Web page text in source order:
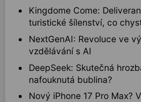
Kingdome Come:
turistické šílenství, co
NextGenAI: Revoluce ve
vzdělávání s AI
DeepSeek: Skutečná
nafouknutá bublina?
Nový iPhone 17 Pro Max?